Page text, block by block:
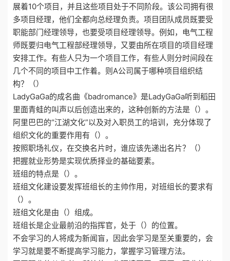
展着10个项目，并且这些项目处于不同阶段。该公司拥有很
多项目经理，他们全都向总经理负责。项目团队成员既要受
职能部门经理领导，也要受项目经理领导。例如，电气工程
师既要归电气工程部经理领导，又要由所在项目的项目经理
安排工作。有些人只为一个项目工作，有些人则分时间段在
几个不同的项目中工作着。则A公司属于哪种项目组织结
构？（）
LadyGaGa的成名曲《badromance》是LadyGaGa听到稻田
里面青蛙的叫声以后创造出来的，这种创新的方法是（）。
阿里巴巴的“江湖文化”以及对入职员工的培训，充分体现了
组织文化的重要作用有（）。
按照职场礼仪，在交换名片时，谁应该先递出名片？（）
把握就业形势是实现优质择业的基础要素。
班组的特点是（）。
班组文化建设要发挥班组长的主帅作用，对班组长的要求有
（）。
班组文化是由（）组成。
班组长是企业最前沿的指挥官，处于（）的位置。
不会学习的人将成为新闻盲，因此会学习是至关重要的，会
学习就是要不断提高学习能力，掌握学习管理方法。